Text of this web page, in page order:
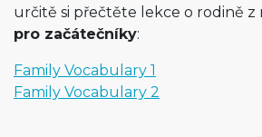
určitě si přečtěte lekce o rodině z
pro začátečníky:
Family Vocabulary 1
Family Vocabulary 2